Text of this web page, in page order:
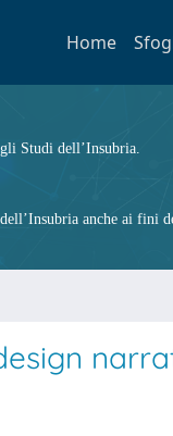
Home
Studi dell’Insubria.
anche ai fini